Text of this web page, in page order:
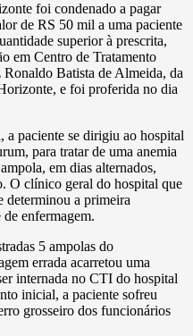
foi condenado a pagar
de RS 50 mil a uma paciente
superior à prescrita,
em Centro de Tratamento
Batista de Almeida, da
e foi proferida no dia
paciente se dirigiu ao hospital
para tratar de uma anemia
em dias alternados,
O clínico geral do hospital que
determinou a primeira
enfermagem.
5 ampolas do
errada acarretou uma
internada no CTI do hospital
inicial, a paciente sofreu
grosseiro dos funcionários